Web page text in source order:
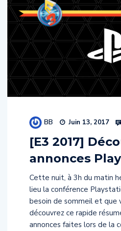
BB Juin 13, 2017
[E3 2017]
annonces
Cette nuit, à 3h du matin
lieu la conférence
besoin de sommeil et que
découvrez ce rapide
annonces faites lors de la